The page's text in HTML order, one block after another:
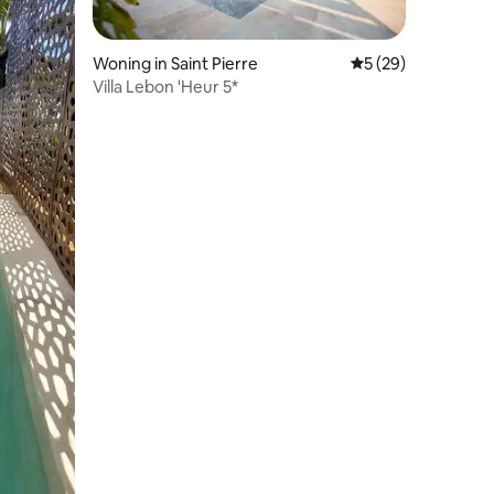
Woning in Saint Pierre Gemiddelde
5 (29)
Villa Lebon 'Heur 5*